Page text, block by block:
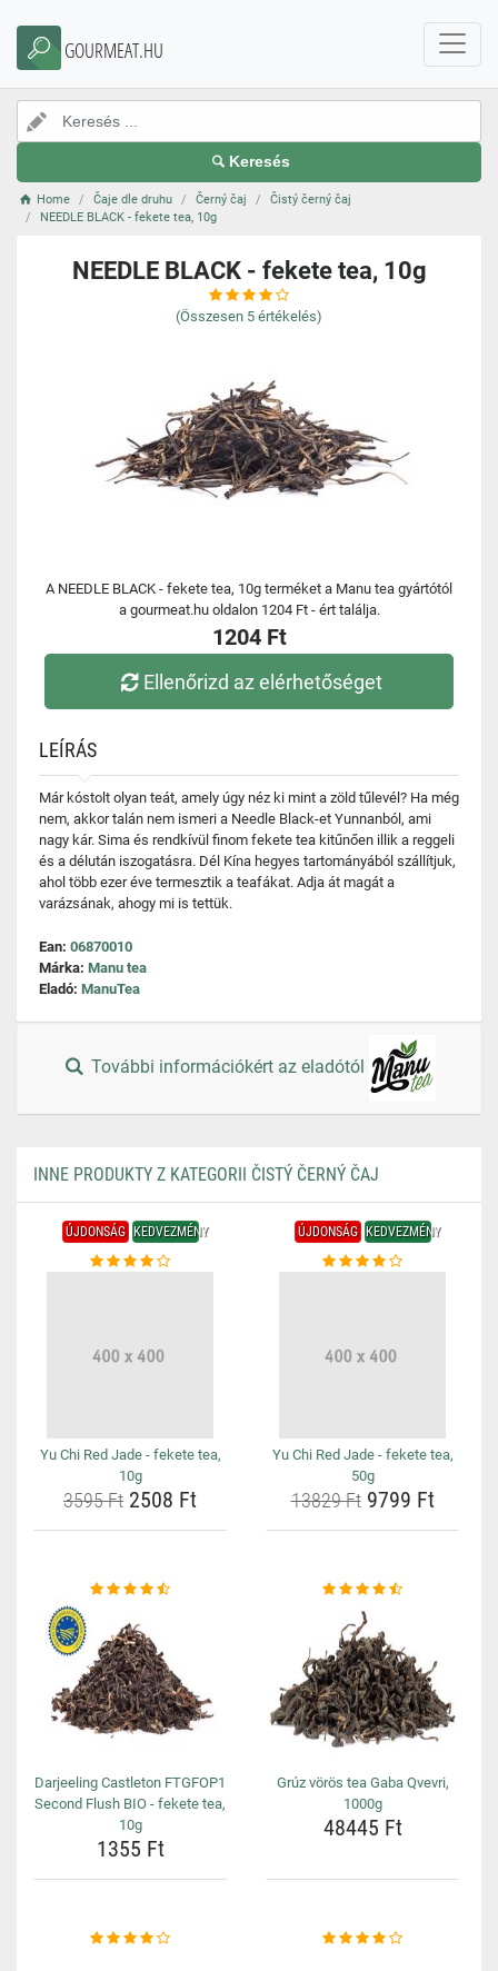
GOURMEAT.HU
Keresés
Home Čaje dle druhu Černý čaj
Čistý černý čaj
NEEDLE BLACK - fekete tea, 10g
NEEDLE BLACK - fekete tea, 10g
(Összesen 5 értékelés)
A NEEDLE BLACK - fekete tea, 10g terméket a Manu tea gyártótól
a gourmeat.hu oldalon 1204 Ft - ért találja.
1204 Ft
Ellenőrizd az elérhetőséget
LEÍRÁS
Már kóstolt olyan teát, amely úgy néz ki mint a zöld tűlevél? Ha még
nem, akkor talán nem ismeri a Needle Black-et Yunnanból, ami
nagy kár. Sima és rendkívül finom fekete tea kitűnően illik a reggeli
és a délután iszogatásra. Dél Kína hegyes tartományából szállítjuk,
ahol több ezer éve termesztik a teafákat. Adja át magát a
varázsának, ahogy mi is tettük.
Ean: 06870010
Márka: Manu tea
Eladó: ManuTea
További információkért az eladótól
INNE PRODUKTY Z KATEGORII ČISTÝ ČERNÝ ČAJ
ÚJDONSÁG KEDVEZMÉNY
Yu Chi Red Jade - fekete tea,
10g
3595 Ft 2508 Ft
ÚJDONSÁG KEDVEZMÉNY
Yu Chi Red Jade - fekete tea,
50g
13829 Ft9799 Ft
Darjeeling Castleton FTGFOP1
Second Flush BIO - fekete tea,
10g
1355 Ft
Grúz vörös tea Gaba Qvevri,
1000g
48445 Ft